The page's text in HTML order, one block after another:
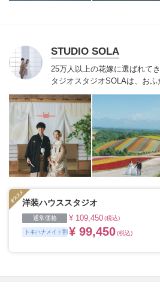
STUDIO SOLA
25万人以上の花嫁に選ばれて
タジオ スタジオSOLAは、おふ
を添える“最高のウェディング
ていただきます。
1枚の写真
洋装ハウススタジオ
通常価格 ¥ 109,450(税込)
トキハナメイト割 ¥ 99,450(税込)